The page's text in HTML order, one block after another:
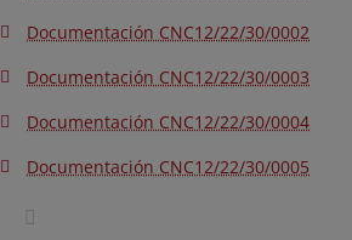
Documentación CNC12/22/30/0002
Documentación CNC12/22/30/0003
Documentación CNC12/22/30/0004
Documentación CNC12/22/30/0005